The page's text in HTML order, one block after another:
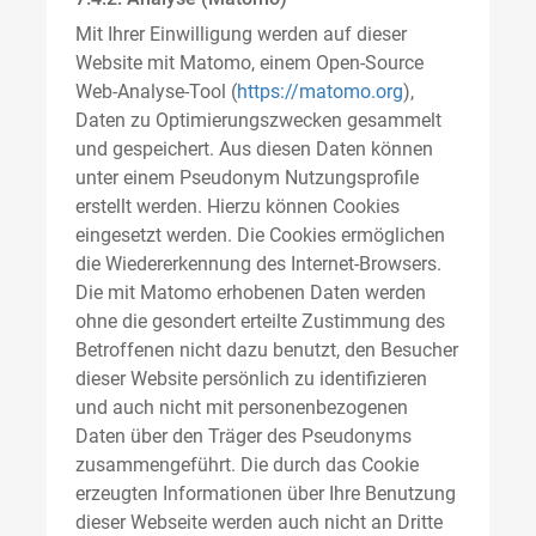
Mit Ihrer Einwilligung werden auf dieser
Website mit Matomo, einem Open-Source
Web-Analyse-Tool (https://matomo.org),
Daten zu Optimierungszwecken gesammelt
und gespeichert. Aus diesen Daten können
unter einem Pseudonym Nutzungsprofile
erstellt werden. Hierzu können Cookies
eingesetzt werden. Die Cookies ermöglichen
die Wiedererkennung des Internet-Browsers.
Die mit Matomo erhobenen Daten werden
ohne die gesondert erteilte Zustimmung des
Betroffenen nicht dazu benutzt, den Besucher
dieser Website persönlich zu identifizieren
und auch nicht mit personenbezogenen
Daten über den Träger des Pseudonyms
zusammengeführt. Die durch das Cookie
erzeugten Informationen über Ihre Benutzung
dieser Webseite werden auch nicht an Dritte